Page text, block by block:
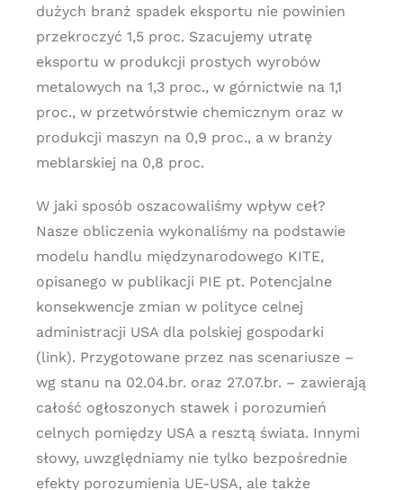
dużych branż spadek eksportu nie powinien
przekroczyć 1,5 proc. Szacujemy utratę
eksportu w produkcji prostych wyrobów
metalowych na 1,3 proc., w górnictwie na 1,1
proc., w przetwórstwie chemicznym oraz w
produkcji maszyn na 0,9 proc., a w branży
meblarskiej na 0,8 proc.
W jaki sposób oszacowaliśmy wpływ ceł?
Nasze obliczenia wykonaliśmy na podstawie
modelu handlu międzynarodowego KITE,
opisanego w publikacji PIE pt. Potencjalne
konsekwencje zmian w polityce celnej
administracji USA dla polskiej gospodarki
(link). Przygotowane przez nas scenariusze –
wg stanu na 02.04.br. oraz 27.07.br. – zawierają
całość ogłoszonych stawek i porozumień
celnych pomiędzy USA a resztą świata. Innymi
słowy, uwzględniamy nie tylko bezpośrednie
efekty porozumienia UE-USA, ale także